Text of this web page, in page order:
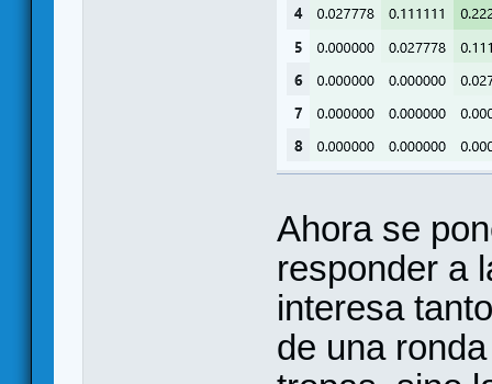
Ahora se
responder a
interesa
de una